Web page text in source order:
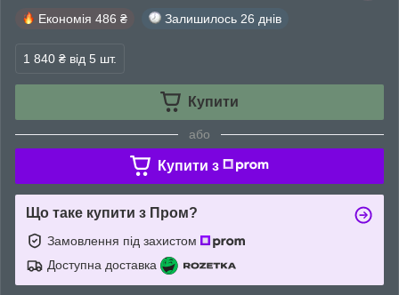
Економія 486 ₴ Залишилось 26 днів
1 840 ₴ від 5 шт.
Купити
або
Купити з
Що таке купити з Пром?
Замовлення під захистом
Доступна доставка